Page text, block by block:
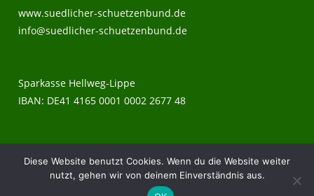
www.suedlicher-schuetzenbund.de
info@suedlicher-schuetzenbund.de
Sparkasse Hellweg-Lippe
IBAN: DE41 4165 0001 0002 2677 48
Diese Website benutzt Cookies. Wenn du die Website weiter
nutzt, gehen wir von deinem Einverständnis aus.